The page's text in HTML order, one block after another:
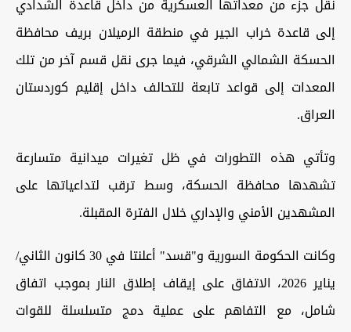
نقل جزء من معداتها العسكرية من داخل قاعدة الشدادي
إلى قاعدة خراب الجير في منطقة الرميلان بريف محافظة
الحسكة الشمالي الشرقي، فيما جرى نقل قسم آخر من تلك
المعدات إلى قواعد تابعة للتحالف داخل إقليم كوردستان
العراق.
وتأتي هذه التطورات في ظل تغيرات ميدانية متسارعة
تشهدها محافظة الحسكة، وسط ترقب لتداعياتها على
المشهدين الأمني والإداري خلال الفترة المقبلة.
وكانت الحكومة السورية و"قسد" أعلنتا في 30 كانون الثاني/
يناير 2026، الاتفاق على إيقاف إطلاق النار بموجب اتفاق
شامل، مع التفاهم على عملية دمج متسلسلة للقوات